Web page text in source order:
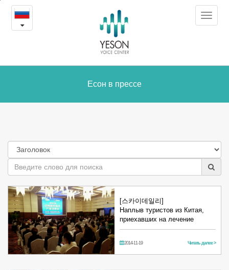
Есон
Toggle
Есон в прессе
[스카이데일리]
Наплыв туристов из Китая,
приехавших на лечение
2014-11-19 Читать далее >